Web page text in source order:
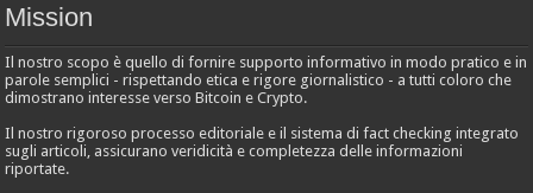
Mission
Il nostro scopo è quello di fornire supporto informativo in modo pratico e in
parole semplici - rispettando etica e rigore giornalistico - a tutti coloro che
dimostrano interesse verso Bitcoin e Crypto.
Il nostro rigoroso processo editoriale e il sistema di fact checking integrato
sugli articoli, assicurano veridicità e completezza delle informazioni
riportate.